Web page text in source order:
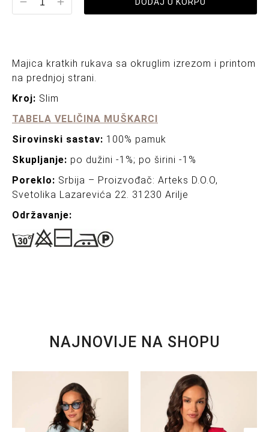
Majica kratkih rukava sa okruglim izrezom i printom
na prednjoj strani.
Kroj: Slim
TABELA VELIČINA MUŠKARCI
Sirovinski sastav: 100% pamuk
Skupljanje: po dužini -1%; po širini -1%
Poreklo: Srbija – Proizvođač: Arteks D.O.O,
Svetolika Lazarevića 22. 31230 Arilje
Održavanje:
NAJNOVIJE NA SHOPU